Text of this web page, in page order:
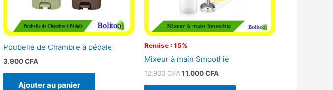
Poubelle de Chambre à pédale
3.900CFA
Ajouter au panier
Remise : 15%
Mixeur à main Smoothie
12.900CFA 11.000CFA